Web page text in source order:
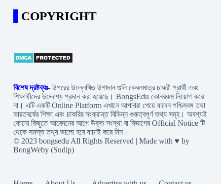
COPYRIGHT
বিশেষ দ্রষ্টব্যঃ- উপরের উল্লেখিত উপাদান গুলি কেবলমাত্র চাকরী প্রার্থী এবং
শিক্ষার্থীদের উদ্দেশ্যে প্রদান করা হয়েছে। BongsEdu কোনরকম নিয়োগ করে
না। এটি একটি Online Platform এখানে আপনারা পেয়ে যাবেন পশ্চিমবঙ্গ তথা
ভারতবর্ষের শিক্ষা এবং চাকরির সংক্রান্ত বিভিন্ন গুরুত্বপূর্ণ তথ্য সমূহ। অবশ্যই
কোনো কিছুতে আবেদনের আগে উক্ত সংস্থা বা বিভাগের Official Notice টি
থেকে সমস্ত তথ্য ভালো হবে যাচাই করে নিন।
© 2023 bongsedu All Rights Reserved | Made with ♥ by
BongWeby (Sudip)